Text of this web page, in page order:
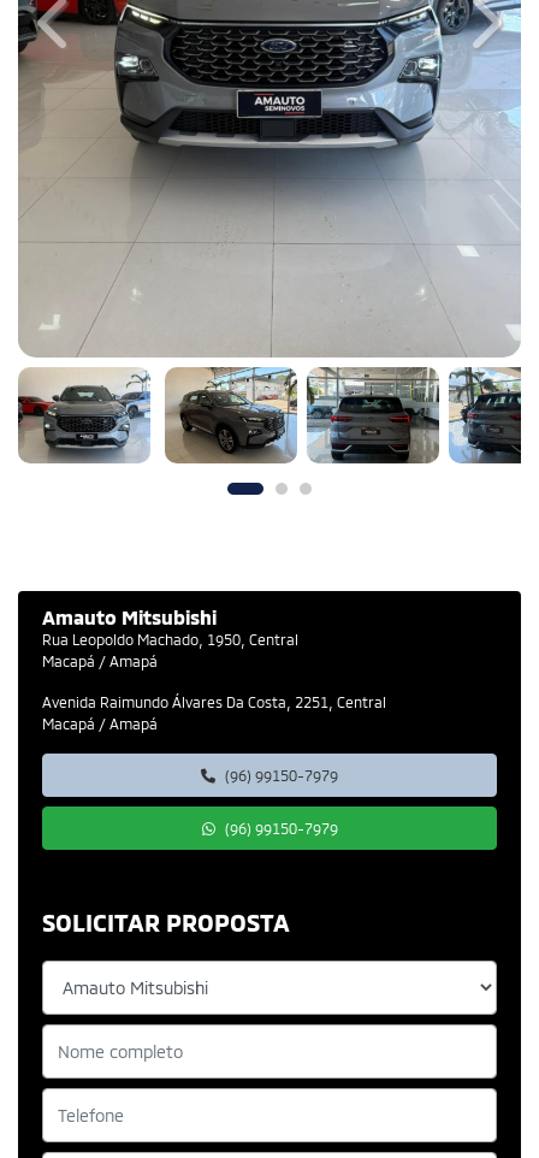
Previous Next
Amauto Mitsubishi
Rua Leopoldo Machado, 1950, Central
Macapá / Amapá
Avenida Raimundo Álvares Da Costa, 2251, Central
Macapá / Amapá
(96) 99150-7979
(96) 99150-7979
SOLICITAR PROPOSTA